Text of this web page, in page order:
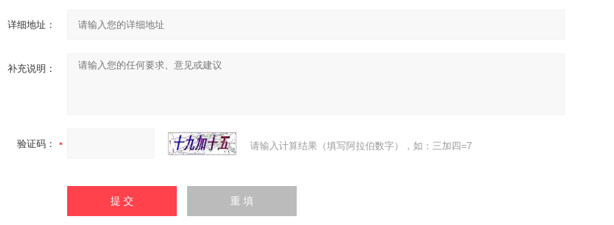
详细地址：
补充说明：
验证码： 请输入计算结果（填写阿拉伯数字），如：三加四=7